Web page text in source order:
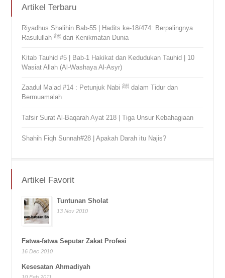
Artikel Terbaru
Riyadhus Shalihin Bab-55 | Hadits ke-18/474: Berpalingnya
Rasulullah ﷺ dari Kenikmatan Dunia
Kitab Tauhid #5 | Bab-1 Hakikat dan Kedudukan Tauhid | 10
Wasiat Allah (Al-Washaya Al-Asyr)
Zaadul Ma’ad #14 : Petunjuk Nabi ﷺ dalam Tidur dan
Bermuamalah
Tafsir Surat Al-Baqarah Ayat 218 | Tiga Unsur Kebahagiaan
Shahih Fiqh Sunnah#28 | Apakah Darah itu Najis?
Artikel Favorit
Tuntunan Sholat
13 Nov 2010
Fatwa-fatwa Seputar Zakat Profesi
16 Dec 2010
Kesesatan Ahmadiyah